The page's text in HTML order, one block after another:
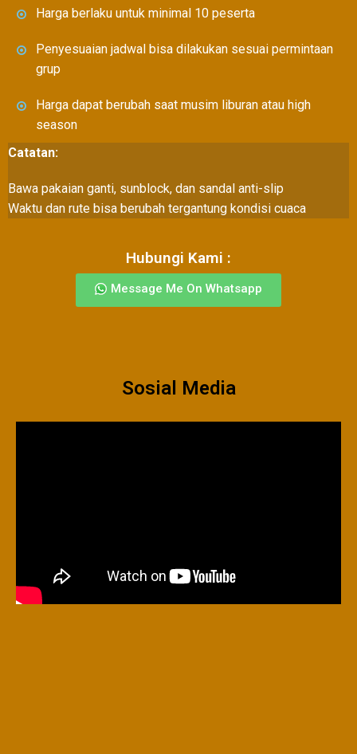
Harga berlaku untuk minimal 10 peserta
Penyesuaian jadwal bisa dilakukan sesuai permintaan
grup
Harga dapat berubah saat musim liburan atau high
season
Catatan:
Bawa pakaian ganti, sunblock, dan sandal anti-slip
Waktu dan rute bisa berubah tergantung kondisi cuaca
Hubungi Kami :
Message Me On Whatsapp
Sosial Media